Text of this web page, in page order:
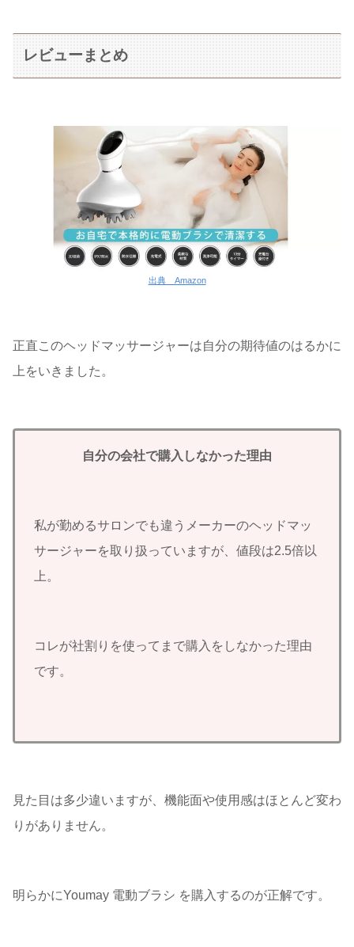
レビューまとめ
出典 Amazon
正直このヘッドマッサージャーは自分の期待値のはるかに
上をいきました。
自分の会社で購入しなかった理由
私が勤めるサロンでも違うメーカーのヘッドマッ
サージャーを取り扱っていますが、値段は2.5倍以
上。
コレが社割りを使ってまで購入をしなかった理由
です。
見た目は多少違いますが、機能面や使用感はほとんど変わ
りがありません。
明らかにYoumay 電動ブラシ を購入するのが正解です。